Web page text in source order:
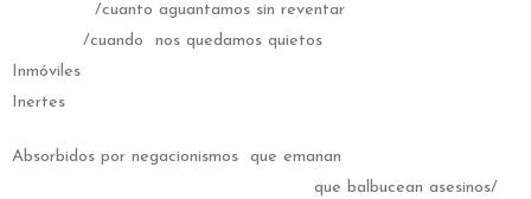
/cuanto aguantamos sin reventar
/cuando nos quedamos quietos
Inmóviles
Inertes
Absorbidos por negacionismos que emanan
que balbucean asesinos/